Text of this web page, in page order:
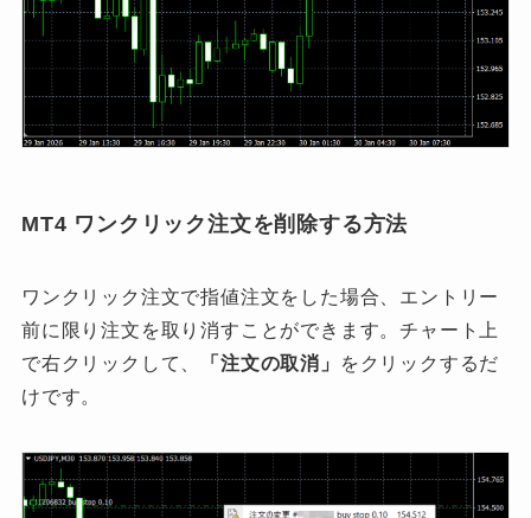
MT4 ワンクリック注文を削除する方法
ワンクリック注文で指値注文をした場合、エントリー
前に限り注文を取り消すことができます。チャート上
で右クリックして、
「注文の取消」
をクリックするだ
けです。